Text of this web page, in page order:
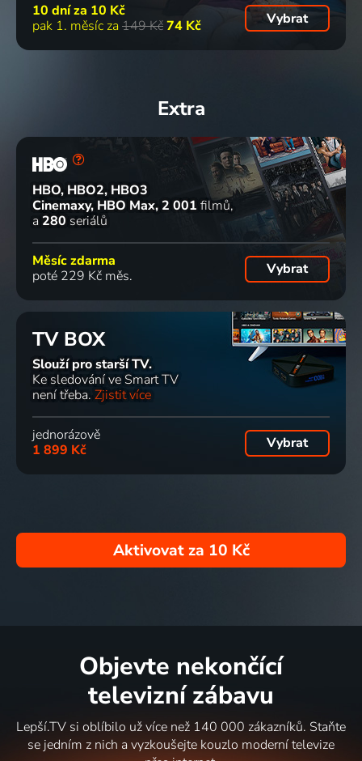
10 dní za 10 Kč
pak 1. měsíc za 149 Kč74 Kč Vybrat
Extra
HBO, HBO2, HBO3
Cinemaxy, HBO Max 2 001 filmů
a 280 seriálů
Měsíc zdarma
poté 229 Kč měs.
Vybrat
TV BOX
Slouží pro starší TV.
Ke sledování ve Smart TV
není třeba. Zjistit více
jednorázově
1 899 Kč
Vybrat
Aktivovat za 10 Kč
Objevte nekončící
televizní zábavu
Lepší.TV si oblíbilo už více než 140 000 zákazníků. Staňte
se jedním z nich a vyzkoušejte kouzlo moderní televize